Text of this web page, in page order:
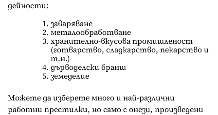
дейности:
заваряване
металообработване
хранително-вкусова промишленост
(готварство, сладкарство, пекарство и
т.н.)
дърводелски бранш
земеделие
Можете да изберете много и най-различни
работни престилки, но само с онези, произведени